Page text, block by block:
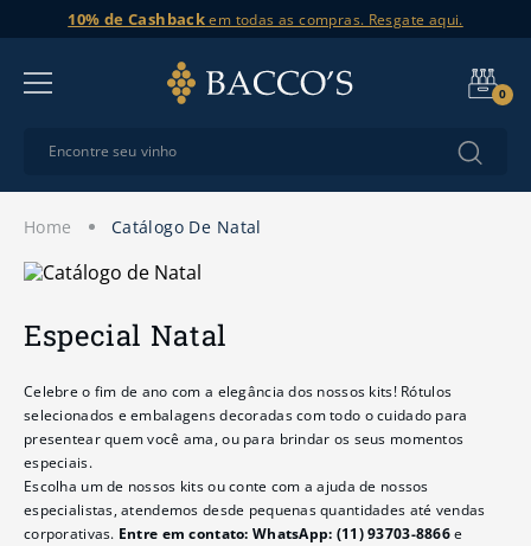
10% de Cashbackem todas as compras. Resgate aqui.
0
catálogo de natal
Especial Natal
Celebre o fim de ano com a elegância dos nossos kits! Rótulos
selecionados e embalagens decoradas com todo o cuidado para
presentear quem você ama, ou para brindar os seus momentos
especiais.
Escolha um de nossos kits ou conte com a ajuda de nossos
especialistas, atendemos desde pequenas quantidades até vendas
corporativas. Entre em contato: WhatsApp: (11) 93703-8866e